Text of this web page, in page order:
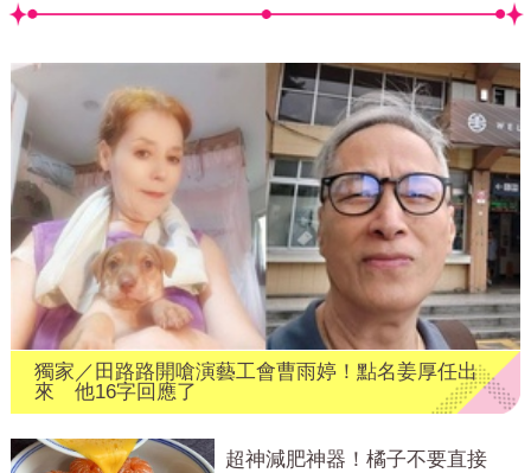
獨家／田路路開嗆演藝工會曹雨婷！點名姜厚任出
來 他16字回應了
超神減肥神器！橘子不要直接